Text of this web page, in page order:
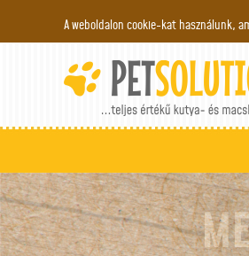
A weboldalon cookie-kat használunk,